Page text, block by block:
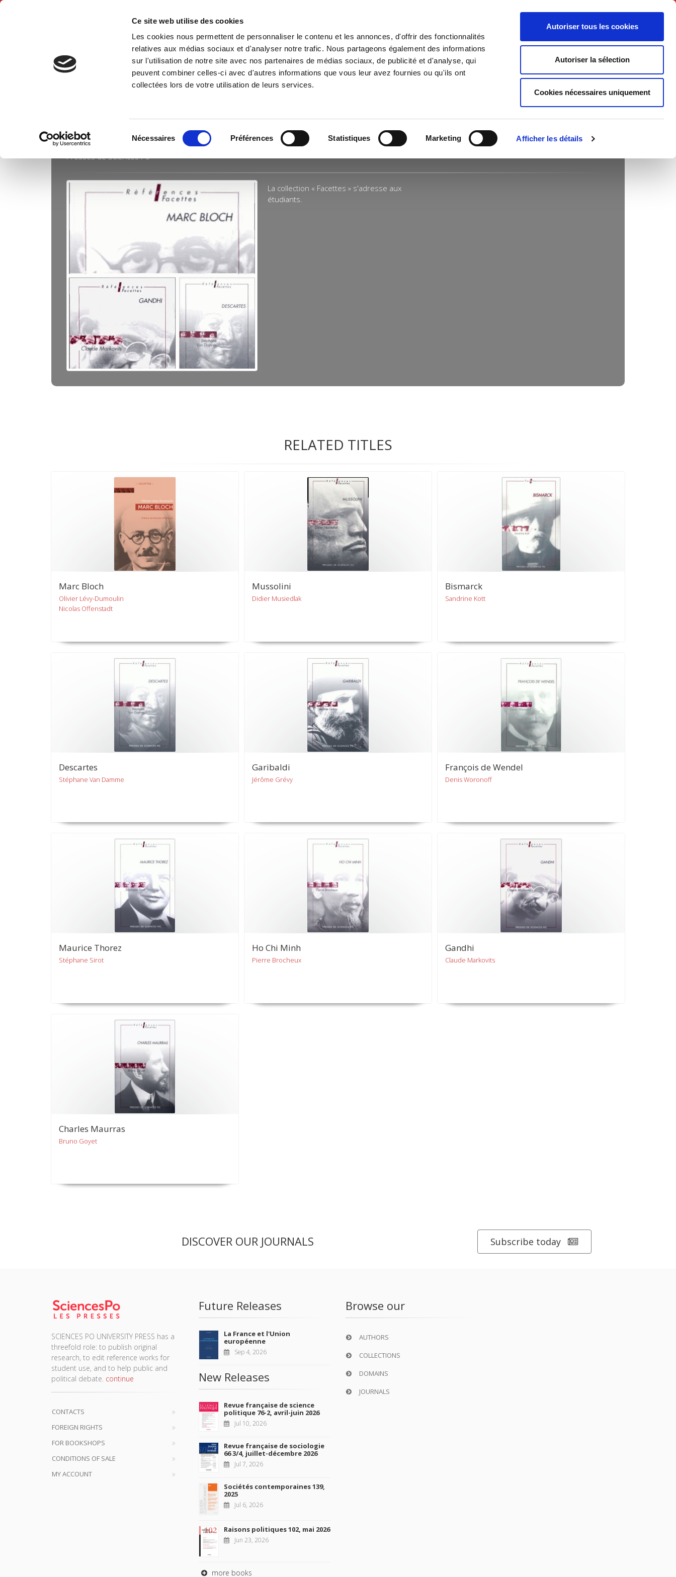
Ce site web utilise des cookies
Les cookies nous permettent de personnaliser le contenu et les annonces, d'offrir des fonctionnalités
relatives aux médias sociaux et d'analyser notre trafic. Nous partageons également des informations
sur l'utilisation de notre site avec nos partenaires de médias sociaux, de publicité et d'analyse, qui
peuvent combiner celles-ci avec d'autres informations que vous leur avez fournies ou qu'ils ont
collectées lors de votre utilisation de leurs services.
Nécessaires Préférences Statistiques Marketing Afficher les détails
Autoriser tous les cookies
Autoriser la sélection
Cookies nécessaires uniquement
English
Home Environment History International Politics
Home Facettes
FACETTES
Presses de Sciences Po
La collection « Facettes » s'adresse aux
étudiants.
RELATED TITLES
Marc Bloch
Olivier Lévy-Dumoulin
Nicolas Offenstadt
Mussolini
Didier Musiedlak
Bismarck
Sandrine Kott
Descartes
Stéphane Van Damme
Garibaldi
Jérôme Grévy
François de Wendel
Denis Woronoff
Maurice Thorez
Stéphane Sirot
Ho Chi Minh
Pierre Brocheux
Gandhi
Claude Markovits
Charles Maurras
Bruno Goyet
DISCOVER OUR JOURNALS Subscribe today
SCIENCES PO UNIVERSITY PRESS has a
threefold role: to publish original
research, to edit reference works for
student use, and to help public and
political debate. continue
CONTACTS
FOREIGN RIGHTS
FOR BOOKSHOPS
CONDITIONS OF SALE
MY ACCOUNT
Future Releases
La France et l'Union
européenne
Sep 4, 2026
New Releases
Revue française de science
politique 76-2, avril-juin 2026
Jul 10, 2026
Revue française de sociologie
66 3/4, juillet-décembre 2026
Jul 7, 2026
Sociétés contemporaines 139,
2025
Jul 6, 2026
Raisons politiques 102, mai 2026
Jun 23, 2026
more books
Browse our
AUTHORS
COLLECTIONS
DOMAINS
JOURNALS